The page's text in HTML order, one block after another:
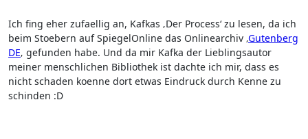
Ich fing eher zufaellig an, Kafkas ‚Der Process‘ zu lesen, da ich
beim Stoebern auf SpiegelOnline das Onlinearchiv ‚Gutenberg
DE‚ gefunden habe. Und da mir Kafka der Lieblingsautor
meiner menschlichen Bibliothek ist dachte ich mir, dass es
nicht schaden koenne dort etwas Eindruck durch Kenne zu
schinden :D